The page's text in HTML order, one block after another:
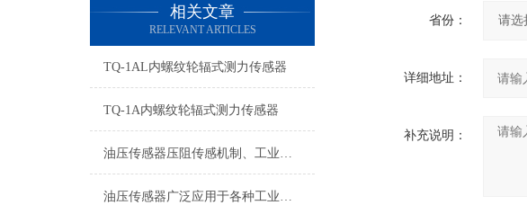
相关文章
RELEVANT ARTICLES
TQ-1AL内螺纹轮辐式测力传感器
TQ-1A内螺纹轮辐式测力传感器
油压传感器压阻传感机制、工业工况适配与标准化运维管理
油压传感器广泛应用于各种工业自控环境
省份：
详细地址：
补充说明：